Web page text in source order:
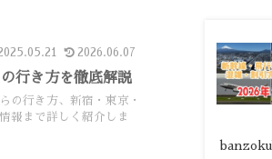
2026.06.07
行き方を徹底解説
の行き方、新宿・東京・
報まで詳しく紹介しま